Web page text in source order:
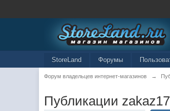
StoreLand Форумы
Форум владельцев интернет-магазинов →
Публикации